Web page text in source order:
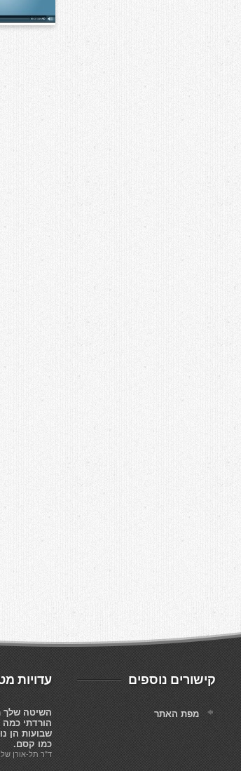
קישורים נוספים
מפת האתר
עדויות
השיטה שלך
הורדתי
שבועות הן
כמו קסם.
ד"ר תל-אורן